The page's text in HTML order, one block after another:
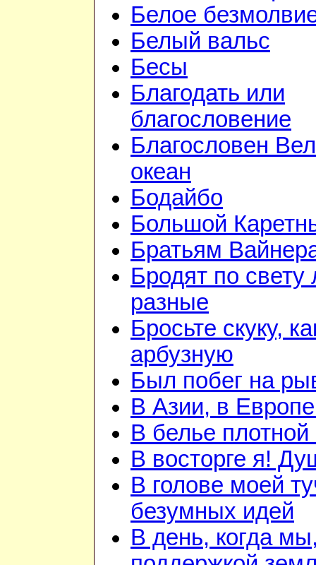
Белое
Белый вальс
Бесы
Благодать или
благословение
Благословен
океан
Бодайбо
Большой
Братьям
Бродят по свету
разные
Бросьте скуку,
арбузную
Был побег на
В Азии, в
В белье плотной
В восторге я!
В голове моей
безумных идей
В день, когда